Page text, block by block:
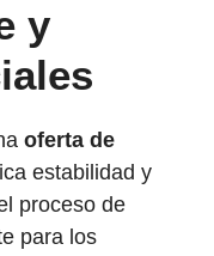
y
oferta de
estabilidad y
proceso de
para los